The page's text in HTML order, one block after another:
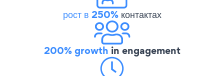
рост в 250%контактах
200% growth in engagement